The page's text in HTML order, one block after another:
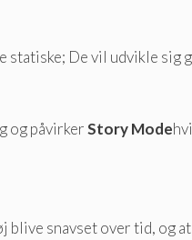
De vil udvikle sig
og påvirkerStory Mode
blive snavset over tid, og